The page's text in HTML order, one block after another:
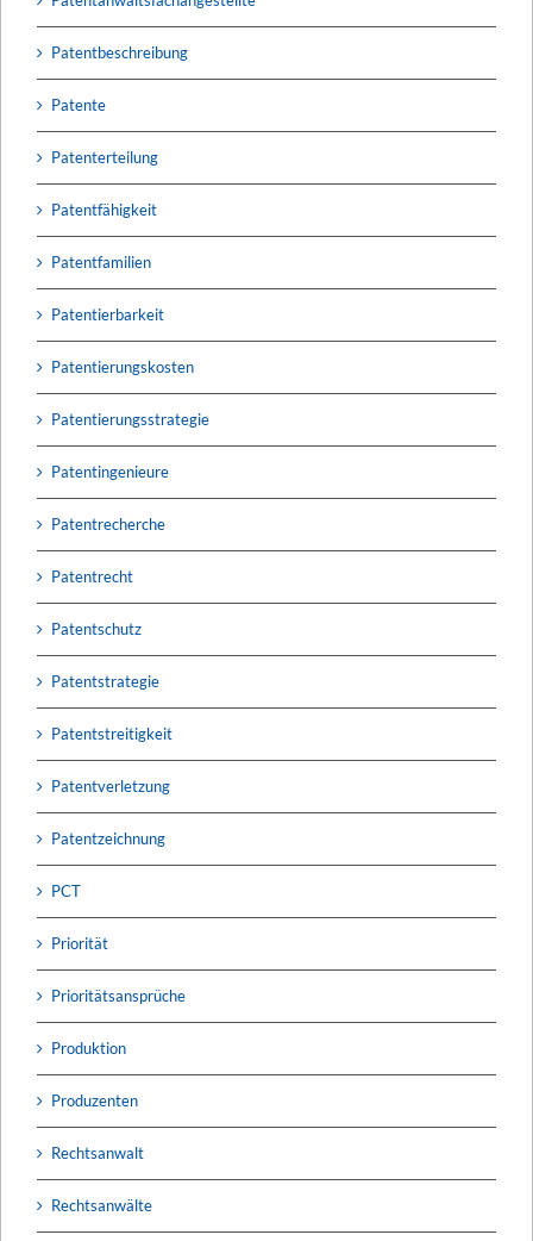
Patentbeschreibung
Patente
Patenterteilung
Patentfähigkeit
Patentfamilien
Patentierbarkeit
Patentierungskosten
Patentierungsstrategie
Patentingenieure
Patentrecherche
Patentrecht
Patentschutz
Patentstrategie
Patentstreitigkeit
Patentverletzung
Patentzeichnung
PCT
Priorität
Prioritätsansprüche
Produktion
Produzenten
Rechtsanwalt
Rechtsanwälte